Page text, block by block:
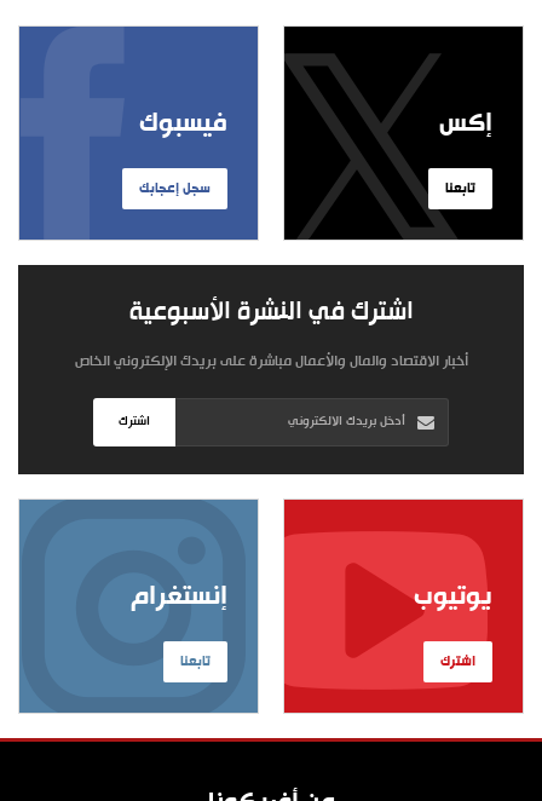
فيسبوك
سجل إعجابك
إكس
تابعنا
اشترك في النشرة الأسبوعية
أخبار الاقتصاد والمال والأعمال مباشرة على بريدك الإلكتروني الخاص
اشترك
إنستغرام
تابعنا
يوتيوب
اشترك